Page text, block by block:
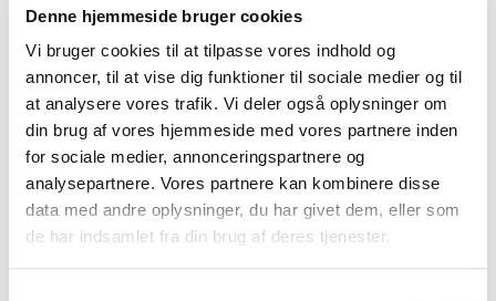
Denne hjemmeside bruger cookies
Vi bruger cookies til at tilpasse vores indhold og
annoncer, til at vise dig funktioner til sociale medier og til
at analysere vores trafik. Vi deler også oplysninger om
din brug af vores hjemmeside med vores partnere inden
for sociale medier, annonceringspartnere og
analysepartnere. Vores partnere kan kombinere disse
data med andre oplysninger, du har givet dem, eller som
de har indsamlet fra din brug af deres tjenester.
med halvrund udskæring for afskærmning, rund på siden af
lampen er der lavet så lyset kan oplyse muren. Dette gør at
lampen får en svævende effekt på væggen. Leveres med 2
fatninger, men uden lyskilder, kan anvendes med blot en pære.
Mulighed for tilkøb af mikrobølge sensor (MSP). Husk tilkøb af
lyskilder.
Type: Udendørs væglampe - Halvmåne